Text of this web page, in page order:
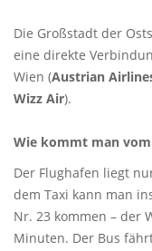
Die Großstadt der
eine direkte
Wien (Austrian
Wizz Air).
Wie kommt man
Der Flughafen liegt
dem Taxi kann man
Nr. 23 kommen – der
Minuten. Der Bus